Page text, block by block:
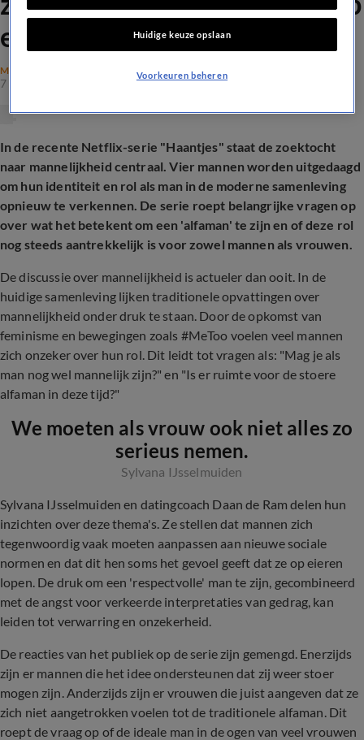
eieren lopen'
MAATSCHAPPIJ
7 mrt 2025, 19:17
In de recente Netflix-serie "Haantjes" staat de zoektocht
naar mannelijkheid centraal. Vier mannen worden uitgedaagd
om hun identiteit en rol als man in de moderne samenleving
opnieuw te verkennen. De serie roept belangrijke vragen op
over wat het betekent om een 'alfaman' te zijn en of deze rol
nog steeds aantrekkelijk is voor zowel mannen als vrouwen.
De discussie over mannelijkheid is actueler dan ooit. In de
huidige samenleving lijken traditionele opvattingen over
mannelijkheid onder druk te staan. Door de opkomst van
feminisme en bewegingen zoals #MeToo voelen veel mannen
zich onzeker over hun rol. Dit leidt tot vragen als: "Mag je als
man nog wel mannelijk zijn?" en "Is er ruimte voor de stoere
alfaman in deze tijd?"
We moeten als vrouw ook niet alles zo
serieus nemen.
Sylvana IJsselmuiden
Sylvana IJsselmuiden en datingcoach Daan de Ram delen hun
inzichten over deze thema's. Ze stellen dat mannen zich
tegenwoordig vaak moeten aanpassen aan nieuwe sociale
normen en dat dit hen soms het gevoel geeft dat ze op eieren
lopen. De druk om een 'respectvolle' man te zijn, gecombineerd
met de angst voor verkeerde interpretaties van gedrag, kan
leiden tot verwarring en onzekerheid.
De reacties van het publiek op de serie zijn gemengd. Enerzijds
zijn er mannen die het idee ondersteunen dat zij weer stoer
mogen zijn. Anderzijds zijn er vrouwen die juist aangeven dat ze
zich niet aangetrokken voelen tot de traditionele alfaman. Dit
roept de vraag op of de ideale man in de ogen van veel vrouwen
Huidige keuze opslaan
Voorkeuren beheren